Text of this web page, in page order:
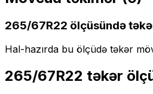
265/67R22 ölçüsündə
Hal-hazırda bu ölçüdə təkər
265/67R22 təkər